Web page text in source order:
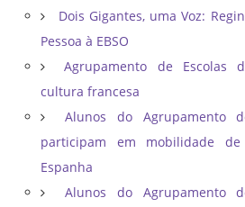
Dois Gigantes, uma Voz:
Pessoa à EBSO
Agrupamento de Escolas
cultura francesa
Alunos do Agrupamento
participam em mobilidade
Espanha
Alunos do Agrupamento